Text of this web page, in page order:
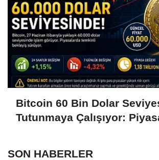
Bitcoin 60 Bin Dolar
Tutunmaya Çalışıyor:
SON HABERLER